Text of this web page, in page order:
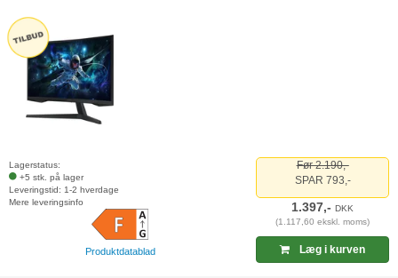
Lagerstatus:
+5 stk. på lager
Leveringstid: 1-2 hverdage
Mere leveringsinfo
Produktdatablad
Før 2.190,-
SPAR 793,-
1.397,-DKK
(1.117,60 ekskl. moms)
Læg i kurven